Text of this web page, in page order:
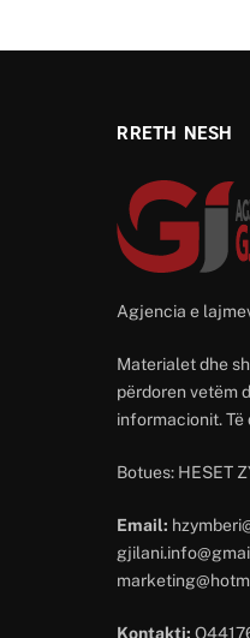
RRETH NESH
Agjencia e
Materialet dhe
përdoren vetëm
informacionit.
Botues: HESET
Email:
Kontakti: